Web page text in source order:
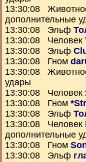
13:30:08
дополнительные
13:30:08 Эльф
13:30:08 Человек
13:30:08 Эльф
13:30:08 Гном
13:30:08
удары
13:30:08 Человек
13:30:08 Гном
13:30:08 Эльф
13:30:08 Человек
дополнительные
13:30:08 Гном
13:30:08 Эльф